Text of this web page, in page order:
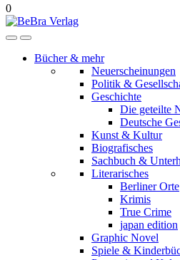
0
Bücher & mehr
Neuerscheinungen
Politik &
Geschichte
Die geteilte
Deutsche
Kunst & Kultur
Biografisches
Sachbuch &
Literarisches
Berliner Orte
Krimis
True Crime
japan edition
Graphic Novel
Spiele &